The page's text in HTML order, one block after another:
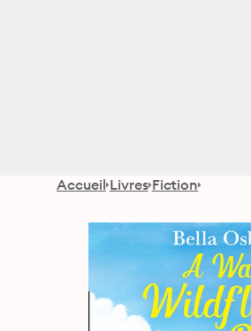
Accueil Livres Fiction